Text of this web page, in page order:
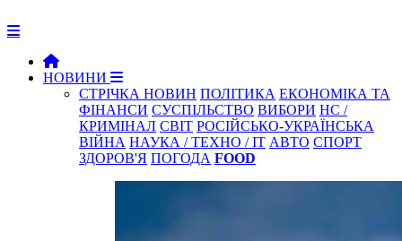
НОВИНИ
СТРІЧКА НОВИН ПОЛІТИКА ЕКОНОМІКА ТА
ФІНАНСИ СУСПІЛЬСТВО ВИБОРИ НС /
КРИМІНАЛ СВІТ РОСІЙСЬКО-УКРАЇНСЬКА
ВІЙНА НАУКА / ТЕХНО / IT АВТО СПОРТ
ЗДОРОВ'Я ПОГОДА FOOD